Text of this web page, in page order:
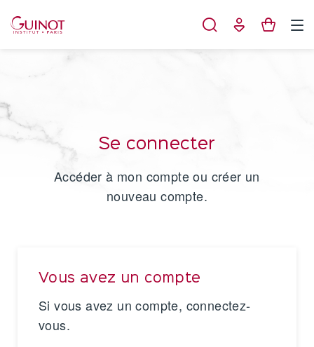
Se connecter
Accéder à mon compte ou créer un
nouveau compte.
Vous avez un compte
Si vous avez un compte, connectez-
vous.